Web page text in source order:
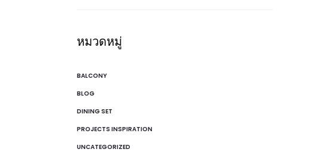
หมวดหมู่
BALCONY
BLOG
DINING SET
PROJECTS INSPIRATION
UNCATEGORIZED